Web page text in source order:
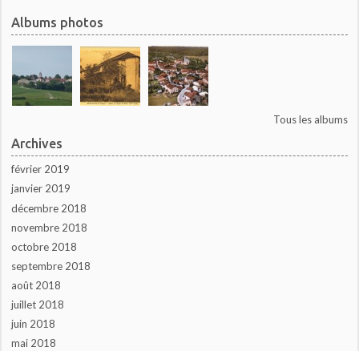
Albums photos
Tous les albums
Archives
février 2019
janvier 2019
décembre 2018
novembre 2018
octobre 2018
septembre 2018
août 2018
juillet 2018
juin 2018
mai 2018